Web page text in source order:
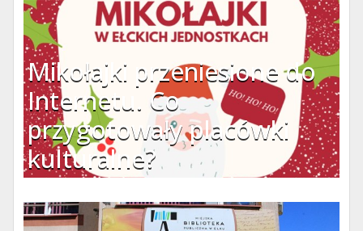
Mikołajki przeniesione do
Internetu. Co
przygotowały placówki
kulturalne?